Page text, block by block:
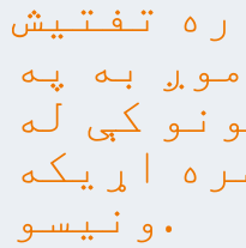
به په
کې له
اړیکه
ونیسو.